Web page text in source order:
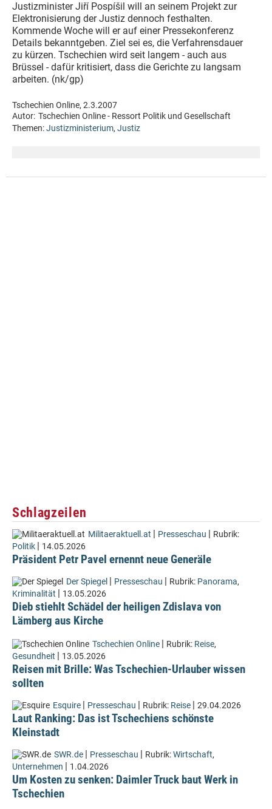
Justizminister Jiří Pospíšil will an seinem Projekt zur
Elektronisierung der Justiz dennoch festhalten.
Kommende Woche will er auf einer Pressekonferenz
Details bekanntgeben. Ziel sei es, die Verfahrensdauer
zu kürzen. Tschechien wird seit langem - auch aus
Brüssel - dafür kritisiert, dass die Gerichte zu langsam
arbeiten. (nk/gp)
Tschechien Online, 2.3.2007
Autor: Tschechien Online - Ressort Politik und Gesellschaft
Themen:Justizministerium, Justiz
Schlagzeilen
Militaeraktuell.at | Presseschau | Rubrik:
Politik | 14.05.2026
Präsident Petr Pavel ernennt neue Generäle
Der Spiegel | Presseschau | Rubrik: Panorama,
Kriminalität | 13.05.2026
Dieb stiehlt Schädel der heiligen Zdislava von
Lämberg aus Kirche
Tschechien Online | Rubrik: Reise,
Gesundheit | 13.05.2026
Reisen mit Brille: Was Tschechien-Urlauber wissen
sollten
Esquire | Presseschau | Rubrik: Reise | 29.04.2026
Laut Ranking: Das ist Tschechiens schönste
Kleinstadt
SWR.de | Presseschau | Rubrik:Wirtschaft,
Unternehmen | 1.04.2026
Um Kosten zu senken: Daimler Truck baut Werk in
Tschechien